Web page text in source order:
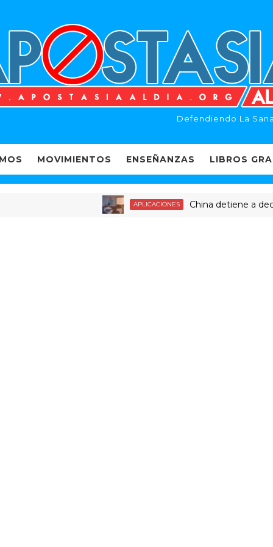
Defendiendo La
MOVIMIENTOS ENSEÑANZAS LIBROS
APLICACIONES China detiene a decenas